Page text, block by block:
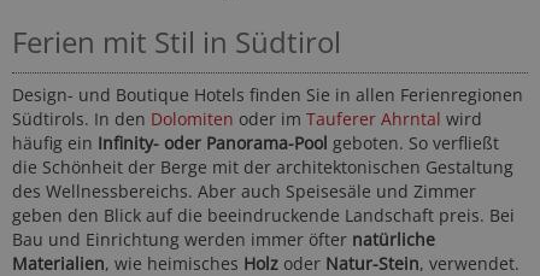
Ferien mit Stil in Südtirol
Design- und Boutique Hotels finden Sie in allen Ferienregionen
Südtirols. In den Dolomiten oder im Tauferer Ahrntal wird
häufig ein Infinity- oder Panorama-Pool geboten. So verfließt
die Schönheit der Berge mit der architektonischen Gestaltung
des Wellnessbereichs. Aber auch Speisesäle und Zimmer
geben den Blick auf die beeindruckende Landschaft preis. Bei
Bau und Einrichtung werden immer öfter natürliche
Materialien, wie heimisches Holz oder Natur-Stein, verwendet.